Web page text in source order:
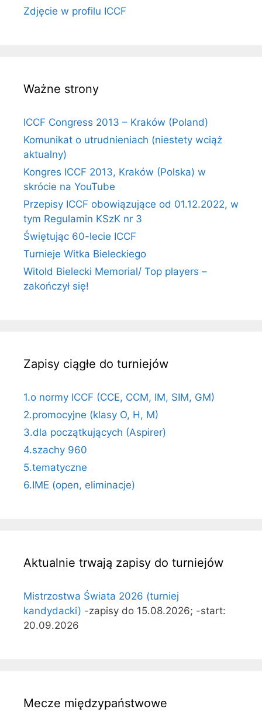
Zdjęcie w profilu ICCF
Ważne strony
ICCF Congress 2013 – Kraków (Poland)
Komunikat o utrudnieniach (niestety wciąż
aktualny)
Kongres ICCF 2013, Kraków (Polska) w
skrócie na YouTube
Przepisy ICCF obowiązujące od 01.12.2022, w
tym Regulamin KSzK nr 3
Świętując 60-lecie ICCF
Turnieje Witka Bieleckiego
Witold Bielecki Memorial/ Top players –
zakończył się!
Zapisy ciągłe do turniejów
1.o normy ICCF (CCE, CCM, IM, SIM, GM)
2.promocyjne (klasy O, H, M)
3.dla początkujących (Aspirer)
4.szachy 960
5.tematyczne
6.IME (open, eliminacje)
Aktualnie trwają zapisy do turniejów
Mistrzostwa Świata 2026 (turniej
kandydacki) -zapisy do 15.08.2026; -start:
20.09.2026
Mecze międzypaństwowe